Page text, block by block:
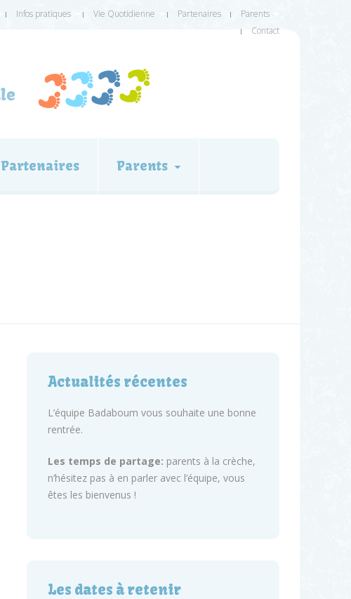
Infos pratiques Vie Quotidienne Partenaires
Parents
Contact
Partenaires Parents
Actualités récentes
L’équipe Badaboum vous souhaite une bonne
rentrée.
Les temps de partage: parents à la crèche,
n’hésitez pas à en parler avec l’équipe, vous
êtes les bienvenus !
Les dates à retenir